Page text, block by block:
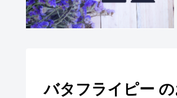
バタフライピー